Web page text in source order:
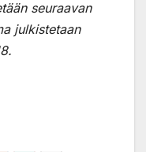
seuraavan
julkistetaan